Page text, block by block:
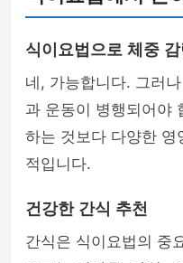
식이요법으로 체중
네, 가능합니다. 그러
과 운동이 병행되어야
하는 것보다 다양한
적입니다.
건강한 간식 추천
간식은 식이요법의 중